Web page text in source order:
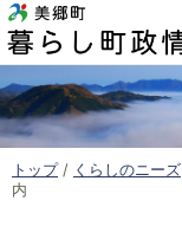
このページの本文へ
現
在
トップ/ くらしのニーズ
内